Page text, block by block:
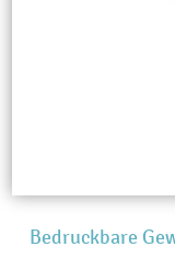
Bedruckbare